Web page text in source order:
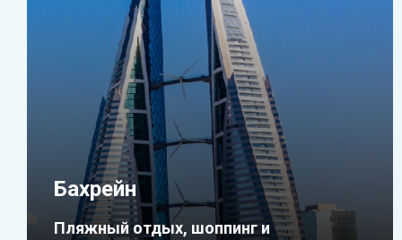
Бахрейн
Пляжный отдых, шоппинг и